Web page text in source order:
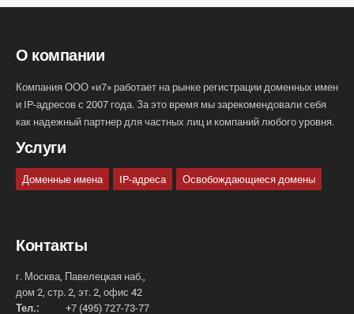
О компании
Компания ООО «и7» работает на рынке регистрации доменных имен
и IP-адресов с 2007 года. За это время мы зарекомендовали себя
как надежный партнер для частных лиц и компаний любого уровня.
Услуги
Доменные имена IP-адреса Освобождающиеся домены
Контакты
г. Москва, Павелецкая наб.,
дом 2, стр. 2, эт. 2, офис 42
Тел.:
+7 (495) 727-73-77